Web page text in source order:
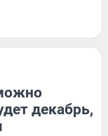
декабрь,